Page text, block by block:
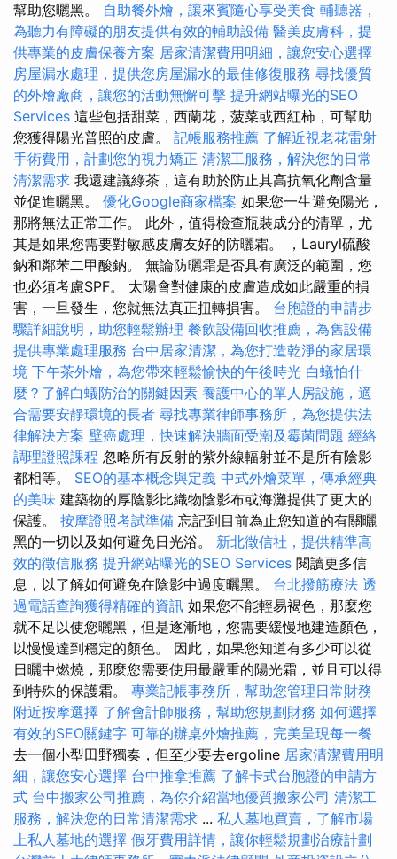
幫助您曬黑。 自助餐外燴，讓來賓隨心享受美食 輔聽器，
為聽力有障礙的朋友提供有效的輔助設備 醫美皮膚科，提
供專業的皮膚保養方案 居家清潔費用明細，讓您安心選擇
房屋漏水處理，提供您房屋漏水的最佳修復服務 尋找優質
的外燴廠商，讓您的活動無懈可擊 提升網站曝光的SEO
Services 這些包括甜菜，西蘭花，菠菜或西紅柿，可幫助
您獲得陽光普照的皮膚。 記帳服務推薦 了解近視老花雷射
手術費用，計劃您的視力矯正 清潔工服務，解決您的日常
清潔需求 我還建議綠茶，這有助於防止其高抗氧化劑含量
並促進曬黑。 優化Google商家檔案 如果您一生避免陽光，
那將無法正常工作。 此外，值得檢查瓶裝成分的清單，尤
其是如果您需要對敏感皮膚友好的防曬霜。 ，Lauryl硫酸
鈉和鄰苯二甲酸鈉。 無論防曬霜是否具有廣泛的範圍，您
也必須考慮SPF。 太陽會對健康的皮膚造成如此嚴重的損
害，一旦發生，您就無法真正扭轉損害。 台胞證的申請步
驟詳細說明，助您輕鬆辦理 餐飲設備回收推薦，為舊設備
提供專業處理服務 台中居家清潔，為您打造乾淨的家居環
境 下午茶外燴，為您帶來輕鬆愉快的午後時光 白蟻怕什
麼？了解白蟻防治的關鍵因素 養護中心的單人房設施，適
合需要安靜環境的長者 尋找專業律師事務所，為您提供法
律解決方案 壁癌處理，快速解決牆面受潮及霉菌問題 經絡
調理證照課程 忽略所有反射的紫外線輻射並不是所有陰影
都相等。 SEO的基本概念與定義 中式外燴菜單，傳承經典
的美味 建築物的厚陰影比織物陰影布或海灘提供了更大的
保護。 按摩證照考試準備 忘記到目前為止您知道的有關曬
黑的一切以及如何避免日光浴。 新北徵信社，提供精準高
效的徵信服務 提升網站曝光的SEO Services 閱讀更多信
息，以了解如何避免在陰影中過度曬黑。 台北撥筋療法 透
過電話查詢獲得精確的資訊 如果您不能輕易褐色，那麼您
就不足以使您曬黑，但是逐漸地，您需要緩慢地建造顏色，
以慢慢達到穩定的顏色。 因此，如果您知道有多少可以從
日曬中燃燒，那麼您需要使用最嚴重的陽光霜，並且可以得
到特殊的保護霜。 專業記帳事務所，幫助您管理日常財務
附近按摩選擇 了解會計師服務，幫助您規劃財務 如何選擇
有效的SEO關鍵字 可靠的辦桌外燴推薦，完美呈現每一餐
去一個小型田野獨奏，但至少要去ergoline 居家清潔費用明
細，讓您安心選擇 台中推拿推薦 了解卡式台胞證的申請方
式 台中搬家公司推薦，為你介紹當地優質搬家公司 清潔工
服務，解決您的日常清潔需求 ... 私人墓地買賣，了解市場
上私人墓地的選擇 假牙費用詳情，讓你輕鬆規劃治療計劃